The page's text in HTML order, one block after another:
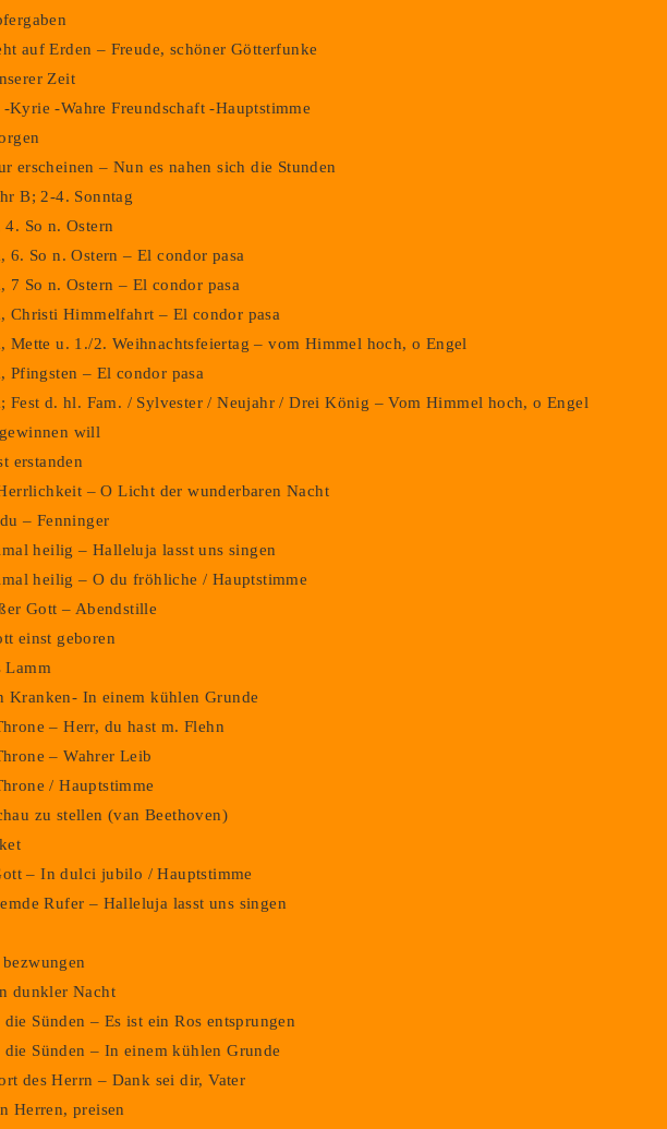
auf Erden – Freude, schöner Götterfunke
Zeit
Kyrie -Wahre Freundschaft -Hauptstimme
erscheinen – Nun es nahen sich die Stunden
B; 2-4. Sonntag
So n. Ostern
6. So n. Ostern – El condor pasa
7 So n. Ostern – El condor pasa
Christi Himmelfahrt – El condor pasa
Mette u. 1./2. Weihnachtsfeiertag – vom Himmel hoch, o Engel
Pfingsten – El condor pasa
Fest d. hl. Fam. / Sylvester / Neujahr / Drei König – Vom Himmel hoch, o Engel
will
erstanden
– O Licht der wunderbaren Nacht
– Fenninger
heilig – Halleluja lasst uns singen
heilig – O du fröhliche / Hauptstimme
Gott – Abendstille
einst geboren
Lamm
Kranken- In einem kühlen Grunde
– Herr, du hast m. Flehn
– Wahrer Leib
/ Hauptstimme
zu stellen (van Beethoven)
– In dulci jubilo / Hauptstimme
Rufer – Halleluja lasst uns singen
dunkler Nacht
Sünden – Es ist ein Ros entsprungen
die Sünden – In einem kühlen Grunde
des Herrn – Dank sei dir, Vater
Herren, preisen